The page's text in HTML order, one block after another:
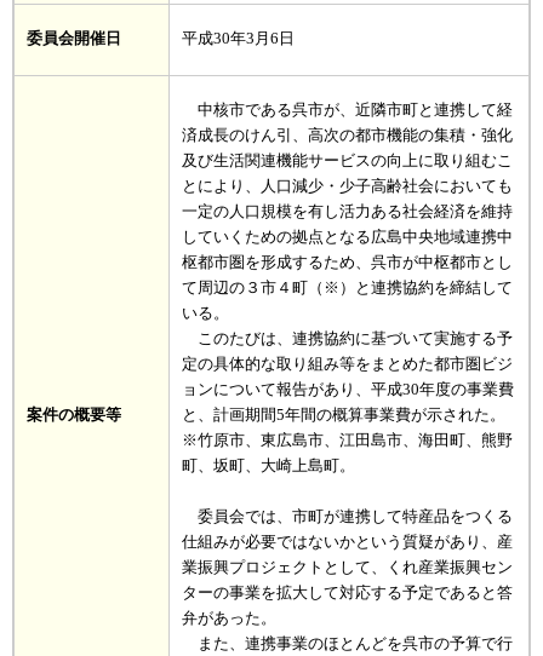
委員会開催日 平成30年3月6日
案件の概要等
中核市である呉市が、近隣市町と連携して経
済成長のけん引、高次の都市機能の集積・強化
及び生活関連機能サービスの向上に取り組むこ
とにより、人口減少・少子高齢社会においても
一定の人口規模を有し活力ある社会経済を維持
していくための拠点となる広島中央地域連携中
枢都市圏を形成するため、呉市が中枢都市とし
て周辺の３市４町（※）と連携協約を締結して
いる。
このたびは、連携協約に基づいて実施する予
定の具体的な取り組み等をまとめた都市圏ビジ
ョンについて報告があり、平成30年度の事業費
と、計画期間5年間の概算事業費が示された。
※竹原市、東広島市、江田島市、海田町、熊野
町、坂町、大崎上島町。
委員会では、市町が連携して特産品をつくる
仕組みが必要ではないかという質疑があり、産
業振興プロジェクトとして、くれ産業振興セン
ターの事業を拡大して対応する予定であると答
弁があった。
また、連携事業のほとんどを呉市の予算で行